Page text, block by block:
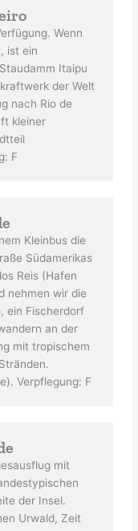
Wenn
ist ein
Itaipu
der Welt
nach Rio de
kleiner
F
Kleinbus die
Südamerikas
Reis (Hafen
nehmen wir die
ein Fischerdorf
an der
mit tropischem
Verpflegung: F
mit
der Insel.
Urwald, Zeit